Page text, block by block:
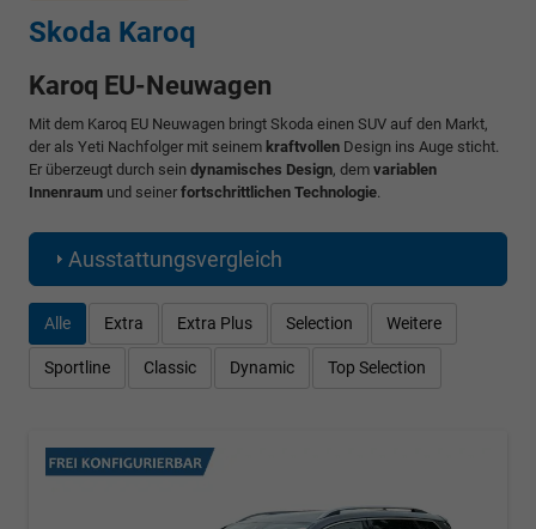
Skoda Karoq
Karoq EU-Neuwagen
Mit dem Karoq EU Neuwagen bringt Skoda einen SUV auf den Markt,
der als Yeti Nachfolger mit seinem kraftvollen Design ins Auge sticht.
Er überzeugt durch sein dynamisches Design, dem variablen
Innenraum und seiner fortschrittlichen Technologie
Ausstattungsvergleich
Alle Extra Extra Plus Selection Weitere
Sportline Classic Dynamic Top Selection